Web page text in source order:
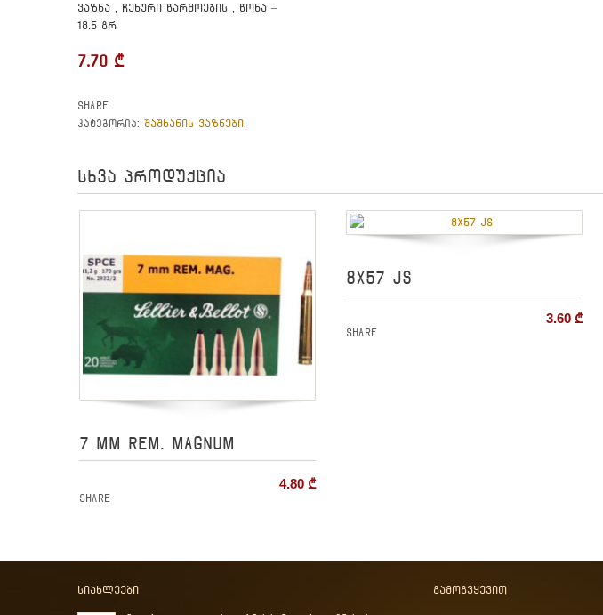
ვაზნა , ჩეხური წარმოების , წონა –
18.5 გრ
7.70 ₾
Share
კატეგორია: შაშხანის ვაზნები
სხვა პროდუქცია
7 MM REM. MAGNUM
4.80 ₾
Share
8X57 JS
3.60 ₾
Share
სიახლეები გამოგვყევით